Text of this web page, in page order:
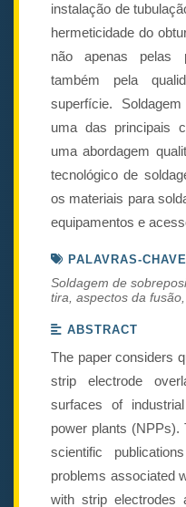
instalação de
hermeticidade do
não apenas pelas
também pela
superfície.
uma das principais
uma abordagem
tecnológico de
os materiais para
equipamentos e
PALAVRAS-CHAVE
Soldagem de
tira, aspectos da
ABSTRACT
The paper considers
strip electrode
surfaces of
power plants (NPPs).
scientific
problems associated
with strip electrodes